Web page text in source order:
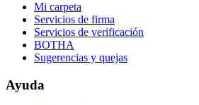
Mi carpeta
Servicios de firma
Servicios de verificación
BOTHA
Sugerencias y quejas
Ayuda